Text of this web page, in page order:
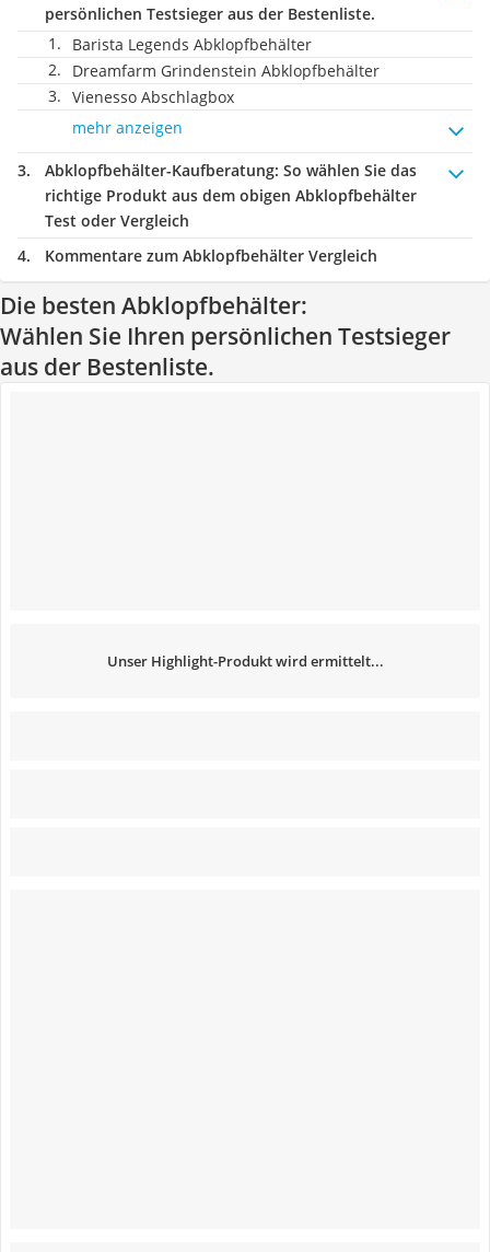
persönlichen Testsieger aus der Bestenliste.
Barista Legends Abklopfbehälter
Dreamfarm Grindenstein Abklopfbehälter
Vienesso Abschlagbox
mehr anzeigen
Abklopfbehälter-Kaufberatung: So wählen Sie das
richtige Produkt aus dem obigen Abklopfbehälter
Test oder Vergleich
Kommentare zum Abklopfbehälter Vergleich
Die besten Abklopfbehälter:
Wählen Sie Ihren persönlichen Testsieger
aus der Bestenliste.
Unser Highlight-Produkt wird ermittelt...